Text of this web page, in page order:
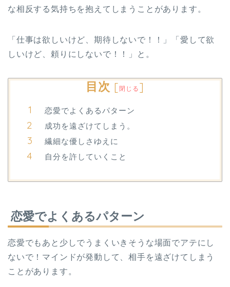
な相反する気持ちを抱えてしまうことがあります。
「仕事は欲しいけど、期待しないで！！」「愛して欲
しいけど、頼りにしないで！！」と。
目次 [ 閉じる ]
恋愛でよくあるパターン
成功を遠ざけてしまう。
繊細な優しさゆえに
自分を許していくこと
恋愛でよくあるパターン
恋愛でもあと少しでうまくいきそうな場面でアテにし
ないで！マインドが発動して、相手を遠ざけてしまう
ことがあります。